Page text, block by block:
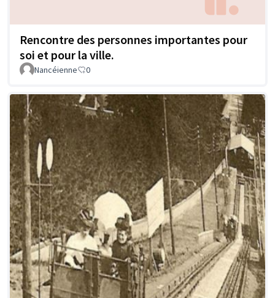
Rencontre des personnes importantes pour
soi et pour la ville.
Nancéienne 0